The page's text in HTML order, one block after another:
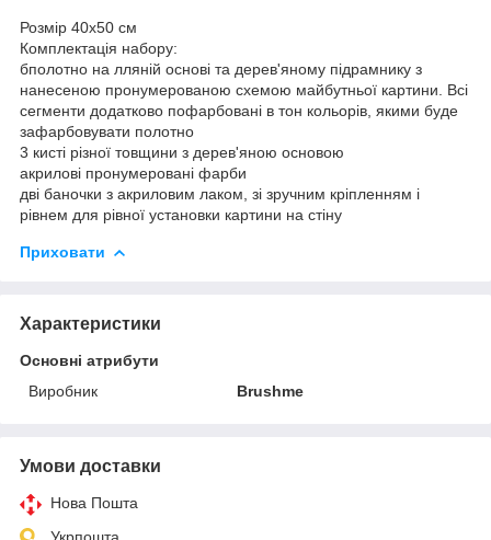
Розмір 40x50 см
Комплектація набору:
бполотно на лляній основі та дерев'яному підрамнику з
нанесеною пронумерованою схемою майбутньої картини. Всі
сегменти додатково пофарбовані в тон кольорів, якими буде
зафарбовувати полотно
3 кисті різної товщини з дерев'яною основою
акрилові пронумеровані фарби
дві баночки з акриловим лаком, зі зручним кріпленням і
рівнем для рівної установки картини на стіну
Приховати
Характеристики
Основні атрибути
Виробник
Brushme
Умови доставки
Нова Пошта
Укрпошта